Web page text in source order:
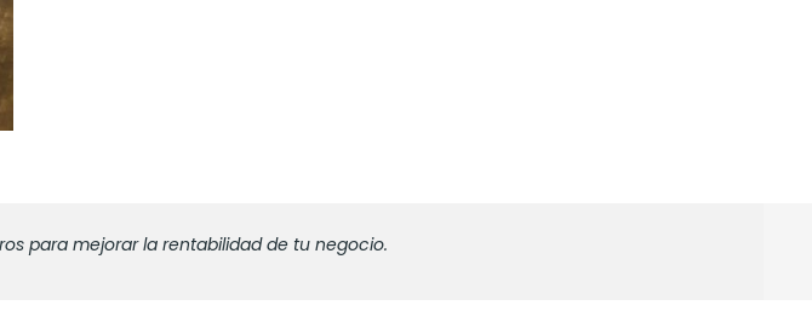
para mejorar la rentabilidad de tu negocio.